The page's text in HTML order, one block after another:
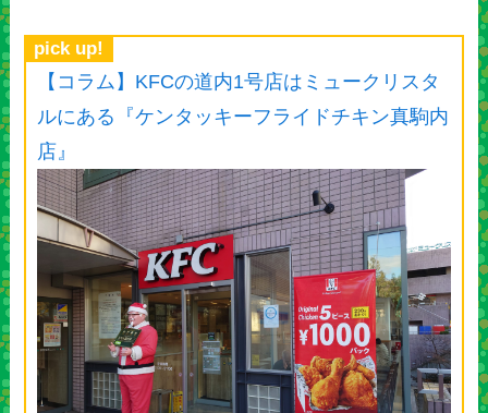
pick up!
【コラム】KFCの道内1号店はミュークリスタ
ルにある『ケンタッキーフライドチキン真駒内
店』